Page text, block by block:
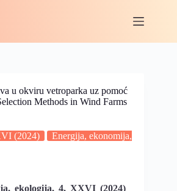
u okviru vetroparka uz pomoć
Methods in Wind Farms
(2024)
Energija, ekonomija,
ekologija, 4, XXVI (2024)